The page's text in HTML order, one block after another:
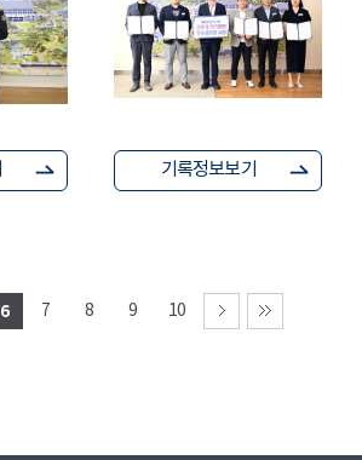
기록정보보기
6 7 8 9 10